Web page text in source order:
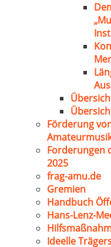
Förderung
Forderungen
2025
frag-amu.de
Gremien
Handbuch
Hans-Lenz-
Ideelle